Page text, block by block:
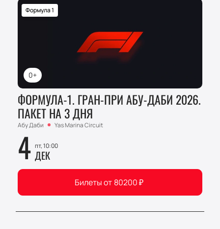
0+
Формула 1
ФОРМУЛА-1. ГРАН-ПРИ АБУ-ДАБИ 2026.
ПАКЕТ НА 3 ДНЯ
Абу Даби Yas Marina Circuit
4 пт, 10:00
ДЕК
Билеты от 80200₽